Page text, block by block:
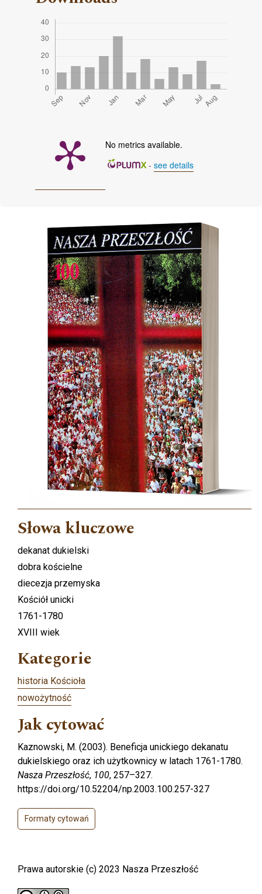
No metrics available.
- see details
Słowa kluczowe
dekanat dukielski
dobra kościelne
diecezja przemyska
Kościół unicki
1761-1780
XVIII wiek
Kategorie
historia Kościoła
nowożytność
Jak cytować
Kaznowski, M. (2003). Beneficja unickiego dekanatu
dukielskiego oraz ich użytkownicy w latach 1761-1780.
Nasza Przeszłość, 100, 257–327.
https://doi.org/10.52204/np.2003.100.257-327
Formaty cytowań
Prawa autorskie (c) 2023 Nasza Przeszłość